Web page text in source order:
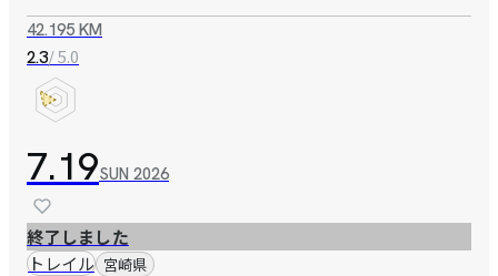
42.195 KM
2.3/ 5.0
7.19SUN 2026
終了しました
トレイル 宮崎県